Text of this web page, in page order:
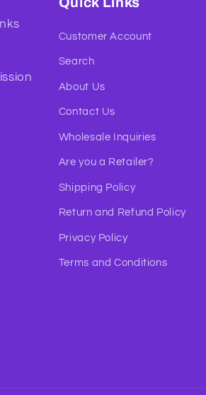
Customer Account
Search
About Us
Contact Us
Wholesale Inquiries
Are you a Retailer?
Shipping Policy
Return and Refund Policy
Privacy Policy
Terms and Conditions